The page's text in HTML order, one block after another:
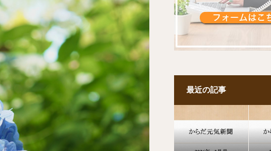
最近の記事